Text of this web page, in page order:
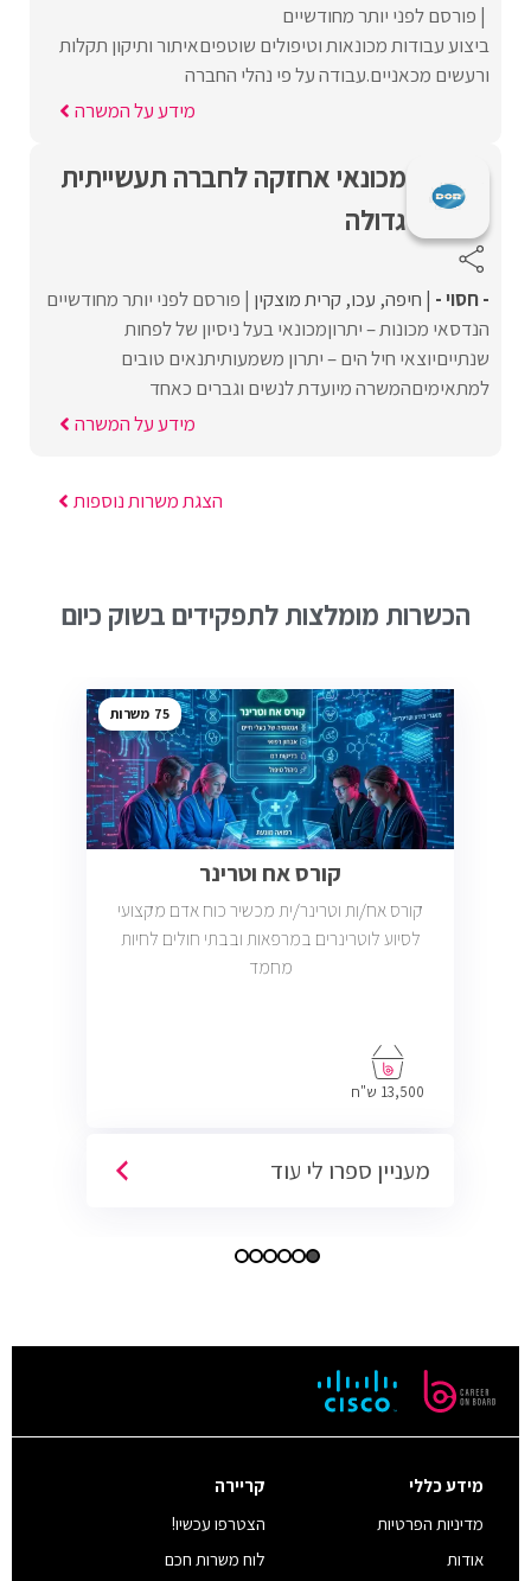
פורסם לפני יותר מחודשיים
ביצוע עבודות מכונאות וטיפולים שוטפיםאיתור ותיקון תקלות
ורעשים מכאניים.עבודה על פי נהלי החברה
מידע על המשרה
מכונאי אחזקה לחברה תעשייתית
גדולה
- חסוי - חיפה עכו קרית מוצקין פורסם לפני יותר מחודשיים
הנדסאי מכונות – יתרוןמכונאי בעל ניסיון של לפחות
שנתייםיוצאי חיל הים – יתרון משמעותיתנאים טובים
למתאימיםהמשרה מיועדת לנשים וגברים כאחד
מידע על המשרה
הצגת משרות נוספות
הכשרות מומלצות לתפקידים בשוק כיום
75
קורס אח וטרינר
קורס אח/ות וטרינר/ית מכשיר כוח אדם מקצועי
לסיוע לוטרינרים במרפאות ובבתי חולים לחיות
מחמד
13,500 ש"ח
מעניין ספרו לי עוד
מידע כללי
מדיניות הפרטיות
אודות
קריירה
הצטרפו עכשיו!
לוח משרות חכם